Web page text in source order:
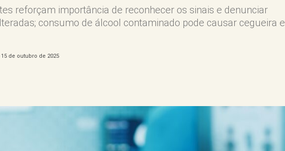
reforçam importância de reconhecer os sinais e denunciar
consumo de álcool contaminado pode causar cegueira e
15 de outubro de 2025